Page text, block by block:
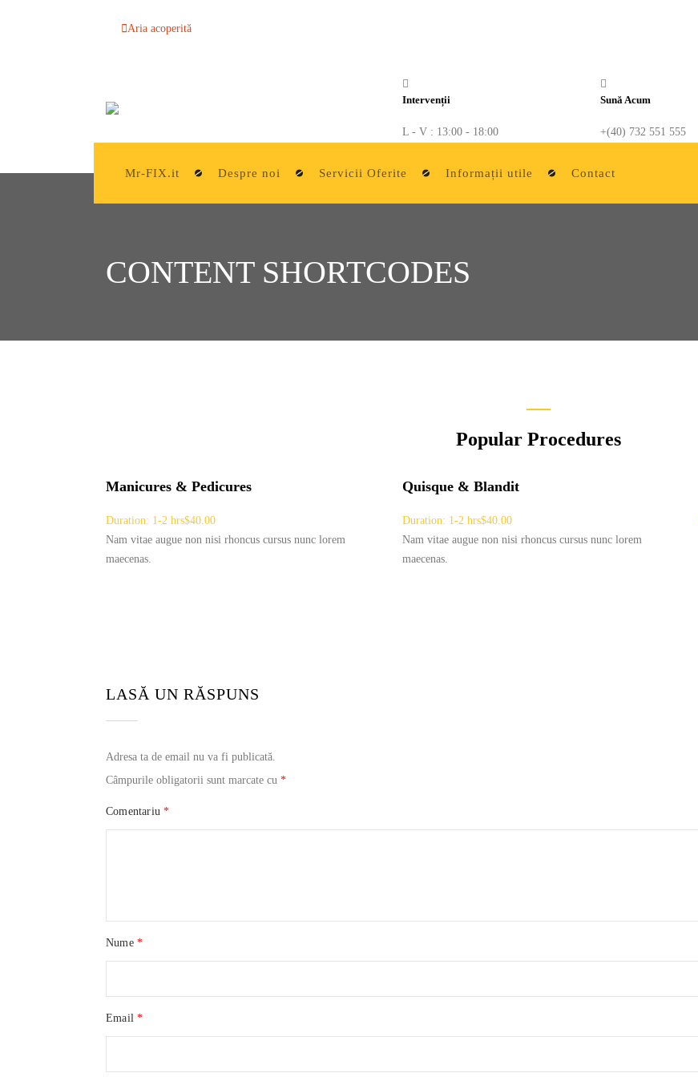
Aria acoperită
Intervenții
L - V : 13:00 - 18:00
Sună Acum
+(40) 732 551 555
Mr-FIX.it Despre noi Servicii Oferite Informații utile Contact
CONTENT SHORTCODES
Popular Procedures
Manicures & Pedicures
Duration: 1-2 hrs$40.00
Nam vitae augue non nisi rhoncus cursus nunc lorem
maecenas.
Quisque & Blandit
Duration: 1-2 hrs$40.00
Nam vitae augue non nisi rhoncus cursus nunc lorem
maecenas.
LASĂ UN RĂSPUNS
Adresa ta de email nu va fi publicată.
Câmpurile obligatorii sunt marcate cu *
Comentariu*
Nume *
Email*